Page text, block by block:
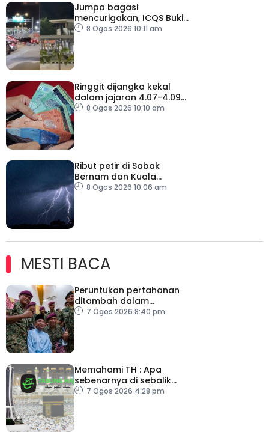
Jumpa bagasi
mencurigakan, ICQS Bukit
Kayu Hitam ditutup dua
8 Ogos 2026 10:11 am
Ringgit dijangka kekal
dalam jajaran 4.07-4.09
berbanding dolar AS
8 Ogos 2026 10:10 am
Ribut petir di Sabak
Bernam dan Kuala
Selangor sehingga 12
8 Ogos 2026 10:06 am
MESTI BACA
Peruntukan pertahanan
ditambah dalam
Belanjawan 2027
7 Ogos 2026 8:40 pm
Memahami TH : Apa
sebenarnya di sebalik
angka
7 Ogos 2026 4:28 pm